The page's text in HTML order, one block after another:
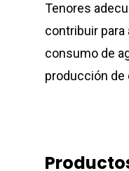
Tenores
contribuir para
consumo de
producción de